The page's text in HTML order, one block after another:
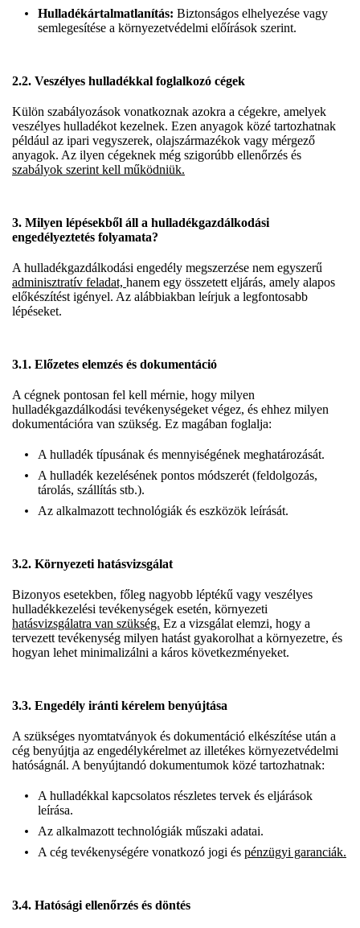
Hulladékártalmatlanítás: Biztonságos elhelyezése vagy
semlegesítése a környezetvédelmi előírások szerint.
2.2. Veszélyes hulladékkal foglalkozó cégek
Külön szabályozások vonatkoznak azokra a cégekre, amelyek
veszélyes hulladékot kezelnek. Ezen anyagok közé tartozhatnak
például az ipari vegyszerek, olajszármazékok vagy mérgező
anyagok. Az ilyen cégeknek még szigorúbb ellenőrzés és
szabályok szerint kell működniük.
3. Milyen lépésekből áll a hulladékgazdálkodási
engedélyeztetés folyamata?
A hulladékgazdálkodási engedély megszerzése nem egyszerű
adminisztratív feladat, hanem egy összetett eljárás, amely alapos
előkészítést igényel. Az alábbiakban leírjuk a legfontosabb
lépéseket.
3.1. Előzetes elemzés és dokumentáció
A cégnek pontosan fel kell mérnie, hogy milyen
hulladékgazdálkodási tevékenységeket végez, és ehhez milyen
dokumentációra van szükség. Ez magában foglalja:
A hulladék típusának és mennyiségének meghatározását.
A hulladék kezelésének pontos módszerét (feldolgozás,
tárolás, szállítás stb.).
Az alkalmazott technológiák és eszközök leírását.
3.2. Környezeti hatásvizsgálat
Bizonyos esetekben, főleg nagyobb léptékű vagy veszélyes
hulladékkezelési tevékenységek esetén, környezeti
hatásvizsgálatra van szükség. Ez a vizsgálat elemzi, hogy a
tervezett tevékenység milyen hatást gyakorolhat a környezetre, és
hogyan lehet minimalizálni a káros következményeket.
3.3. Engedély iránti kérelem benyújtása
A szükséges nyomtatványok és dokumentáció elkészítése után a
cég benyújtja az engedélykérelmet az illetékes környezetvédelmi
hatóságnál. A benyújtandó dokumentumok közé tartozhatnak:
A hulladékkal kapcsolatos részletes tervek és eljárások
leírása.
Az alkalmazott technológiák műszaki adatai.
A cég tevékenységére vonatkozó jogi és pénzügyi garanciák.
3.4. Hatósági ellenőrzés és döntés